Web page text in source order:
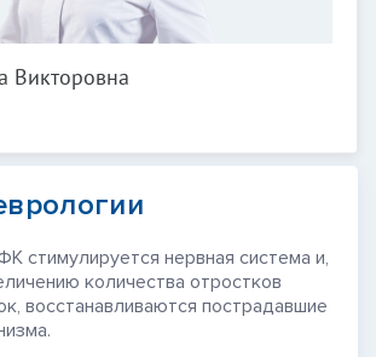
Викторовна
стимулируется нервная система и,
количества отростков
восстанавливаются пострадавшие